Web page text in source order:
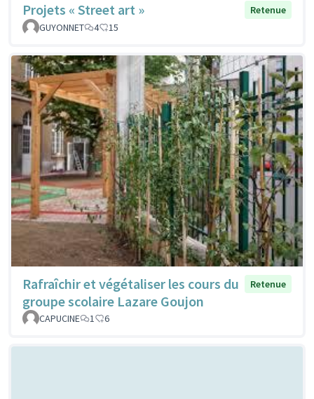
Projets « Street art »
Retenue
GUYONNET
4 15
Rafraîchir et végétaliser les cours du
groupe scolaire Lazare Goujon
Retenue
CAPUCINE 1 6